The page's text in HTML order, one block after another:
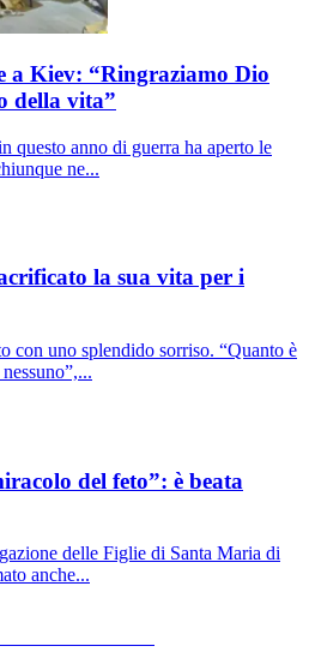
a Kiev: “Ringraziamo Dio
della vita”
questo anno di guerra ha aperto le
ne...
la sua vita per i
con uno splendido sorriso. “Quanto è
del feto”: è beata
delle Figlie di Santa Maria di
anche...